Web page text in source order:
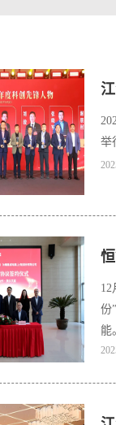
举
12
份
能
约